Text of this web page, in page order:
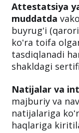
Attestatsiya
muddatda
buyrugʻi
koʻra toifa
tasdiqlanadi
shakldagi
Natijalar va
majburiy va
natijalariga
haqlariga